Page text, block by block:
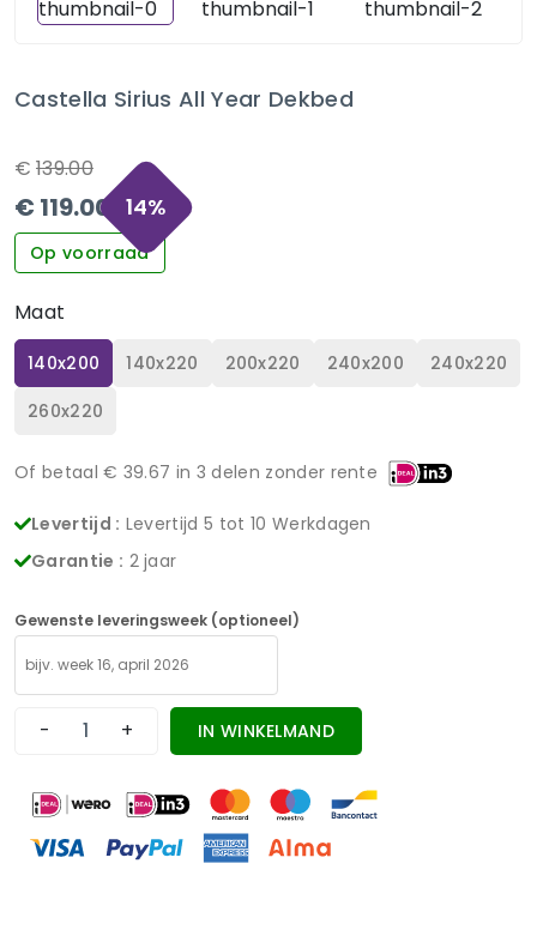
Castella Sirius All Year Dekbed
€ 139.00
€ 119.00 14%
Op voorraad
Maat
140x200 140x220 200x220 240x200
240x220
260x220
Of betaal € 39.67 in 3 delen zonder rente
Levertijd : Levertijd 5 tot 10 Werkdagen
Garantie : 2 jaar
Gewenste leveringsweek (optioneel)
- + IN WINKELMAND